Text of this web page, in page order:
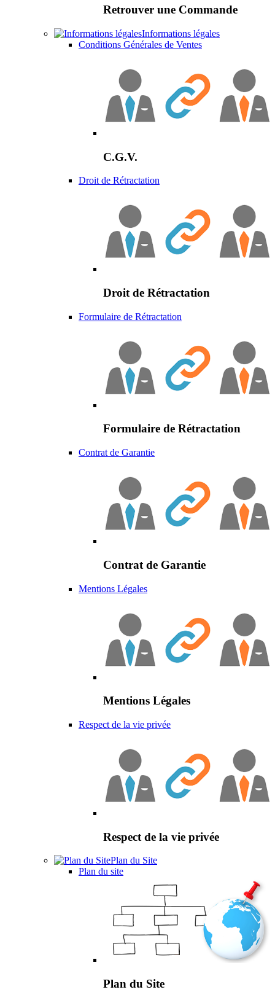
Retrouver une Commande
Informations légales
Conditions Générales de Ventes
C.G.V.
Droit de Rétractation
Droit de Rétractation
Formulaire de Rétractation
Formulaire de Rétractation
Contrat de Garantie
Contrat de Garantie
Mentions Légales
Mentions Légales
Respect de la vie privée
Respect de la vie privée
Plan du Site
Plan du site
Plan du Site